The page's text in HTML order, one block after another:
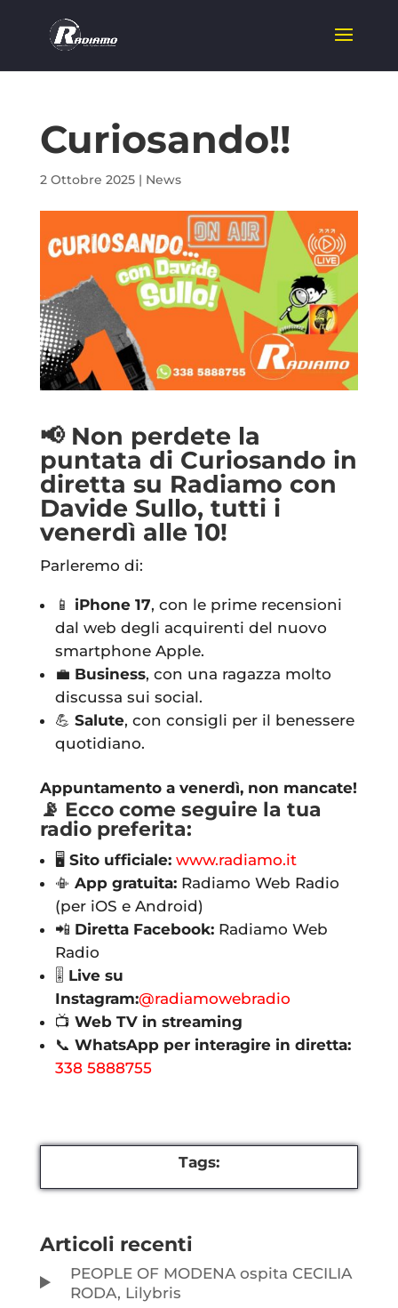
Curiosando!!
2 Ottobre 2025| News
📢 Non perdete la
puntata di Curiosando in
diretta su Radiamo con
Davide Sullo, tutti i
venerdì alle 10!
Parleremo di:
📱 iPhone 17, con le prime recensioni
dal web degli acquirenti del nuovo
smartphone Apple.
💼 Business, con una ragazza molto
discussa sui social.
💪 Salute, con consigli per il benessere
quotidiano.
Appuntamento a venerdì, non mancate!
📡 Ecco come seguire la tua
radio preferita:
🖥 Sito ufficiale: www.radiamo.it
📳 App gratuita:Radiamo Web Radio
(per iOS e Android)
📲 Diretta Facebook:Radiamo Web
Radio
🎚 Live su
Instagram:@radiamowebradio
📺 Web TV in streaming
📞 WhatsApp per interagire in diretta:
338 5888755
Tags:
Articoli recenti
PEOPLE OF MODENA ospita CECILIA
RODA, Lilybris